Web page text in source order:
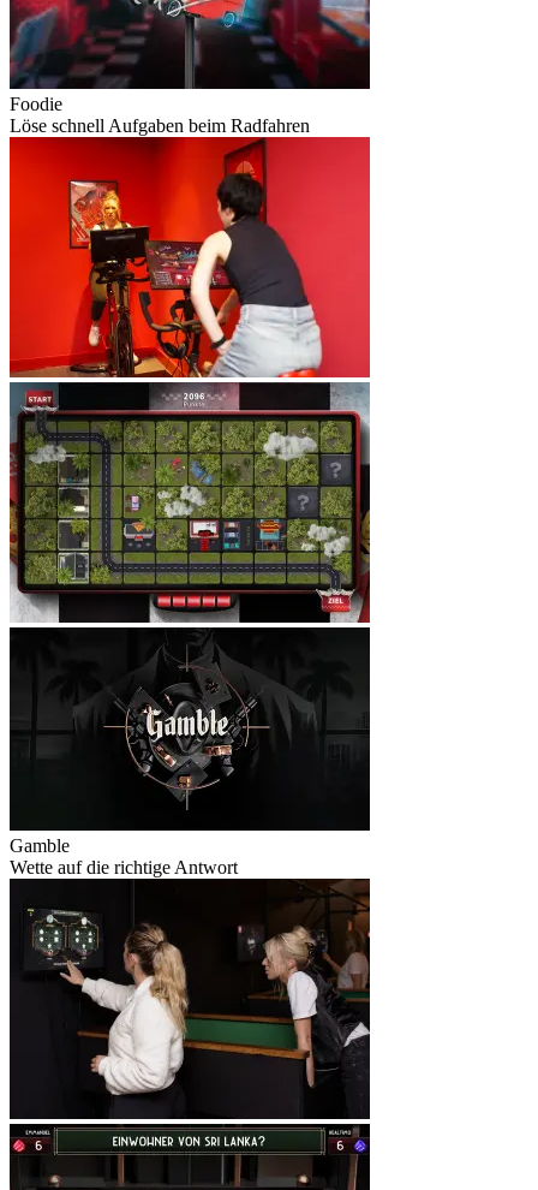
Foodie
Löse schnell Aufgaben beim Radfahren
Gamble
Wette auf die richtige Antwort